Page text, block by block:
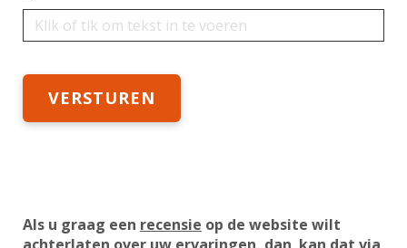
Als u graag een recensie op de website wilt